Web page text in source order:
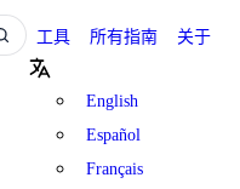
工具 所有指南 关于
English
Español
Français